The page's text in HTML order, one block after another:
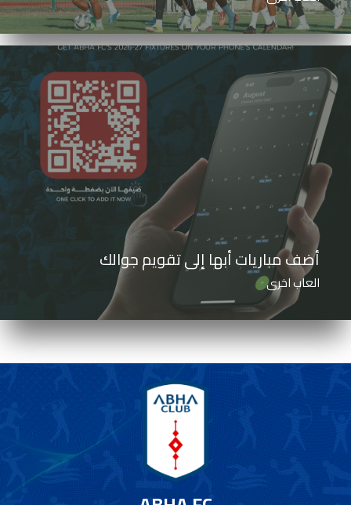
أضف مباريات أبها إلى تقويم جوالك
العاب اخرى